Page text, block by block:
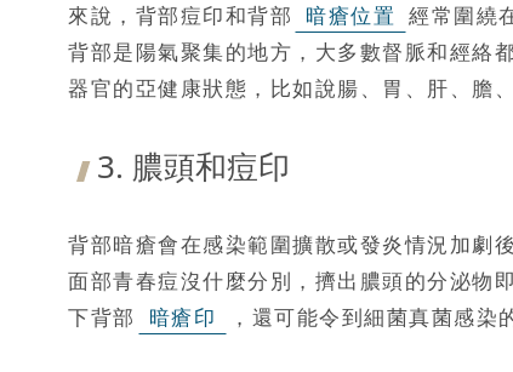
來說，背部痘印和背部
暗瘡位置 經常圍繞
背部是陽氣聚集的地方，大多數督脈和經絡
器官的亞健康狀態，比如說腸、胃、肝、膽
3. 膿頭和痘印
背部暗瘡會在感染範圍擴散或發炎情況加劇
面部青春痘沒什麼分別，擠出膿頭的分泌物
下背部
暗瘡印 ，還可能令到細菌真菌感